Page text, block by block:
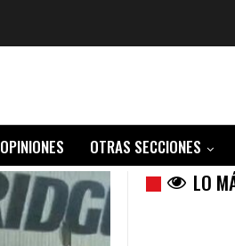
OPINIONES OTRAS SECCIONES
LO